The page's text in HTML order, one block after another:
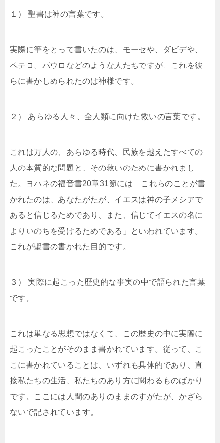
１） 聖書は神の言葉です。
実際に筆をとって書いたのは、モーセや、ダビデや、
ペテロ、パウロなどのような人たちですが、これを彼
らに書かしめられたのは神様です。
２） あらゆる人々、全人類に向けた救いの言葉です。
これは万人の、あらゆる時代、民族を越えたすべての
人の本質的な問題と、その救いのために書かれまし
た。ヨハネの福音書20章31節には「これらのことが書
かれたのは、あなたがたが、イエスは神の子メシアで
あると信じるためであり、また、信じてイエスの名に
よりいのちを受けるためである」といわれています。
これが聖書の書かれた目的です。
３） 実際に起こった歴史的な事実の中で語られた言葉
です。
これは単なる思想ではなくて、この歴史の中に実際に
起こったことがそのまま書かれています。従って、こ
こに書かれていることは、いずれも具体的であり、直
接私たちの生活、私たちのあり方に関わるものばかり
です。ここには人間のありのままのすがたが、かざら
ないで記されています。